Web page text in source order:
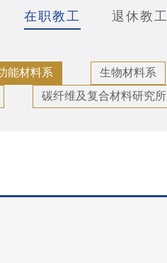
在职教工 退休教工
能材料系 生物材料系
碳纤维及复合材料研究所